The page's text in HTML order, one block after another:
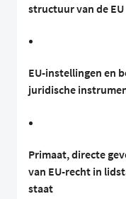
structuur van de EU
EU-instellingen en
juridische
Primaat, directe
van EU-recht in
staat